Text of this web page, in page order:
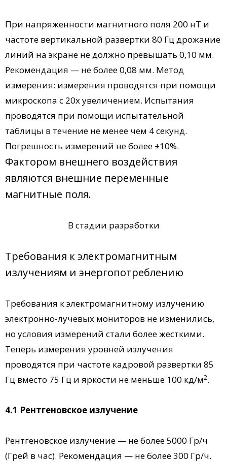
При напряженности магнитного поля 200 нТ и
частоте вертикальной развертки 80 Гц дрожание
линий на экране не должно превышать 0,10 мм.
Рекомендация — не более 0,08 мм. Метод
измерения: измерения проводятся при помощи
микроскопа с 20x увеличением. Испытания
проводятся при помощи испытательной
таблицы в течение не менее чем 4 секунд.
Погрешность измерений не более ±10%.
Фактором внешнего воздействия
являются внешние переменные
магнитные поля.
В стадии разработки
Требования к электромагнитным
излучениям и энергопотреблению
Требования к электромагнитному излучению
электронно-лучевых мониторов не изменились,
но условия измерений стали более жесткими.
Теперь измерения уровней излучения
проводятся при частоте кадровой развертки 85
Гц вместо 75 Гц и яркости не меньше 100 кд/м2.
4.1 Рентгеновское излучение
Рентгеновское излучение — не более 5000 Гр/ч
(Грей в час). Рекомендация — не более 300 Гр/ч.